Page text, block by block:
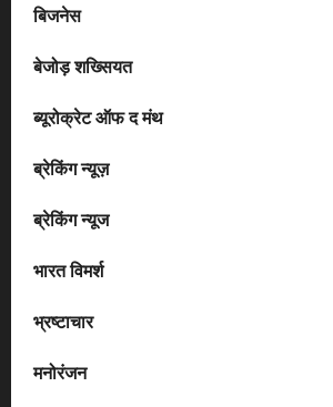
बिजनेस
बेजोड़ शख्सियत
ब्यूरोक्रेट ऑफ द मंथ
ब्रेकिंग न्यूज़
ब्रेकिंग न्यूज
भारत विमर्श
भ्रष्टाचार
मनोरंजन